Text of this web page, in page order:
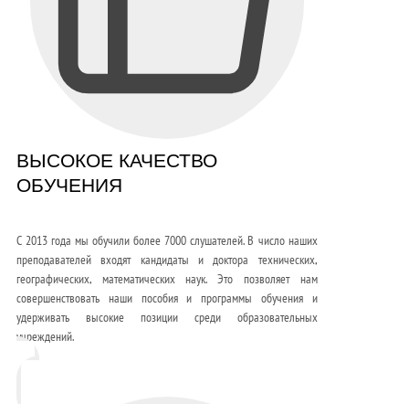
ВЫСОКОЕ КАЧЕСТВО
ОБУЧЕНИЯ
С 2013 года мы обучили более 7000 слушателей. В число наших
преподавателей входят кандидаты и доктора технических,
географических, математических наук. Это позволяет нам
совершенствовать наши пособия и программы обучения и
удерживать высокие позиции среди образовательных
учреждений.